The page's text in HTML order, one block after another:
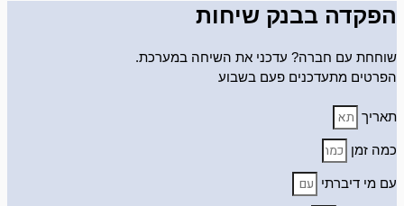
הפקדה בבנק שיחות
שוחחת עם חברה? עדכני את השיחה במערכת.
הפרטים מתעדכנים פעם בשבוע
תאריך
כמה זמן
עם מי דיברתי